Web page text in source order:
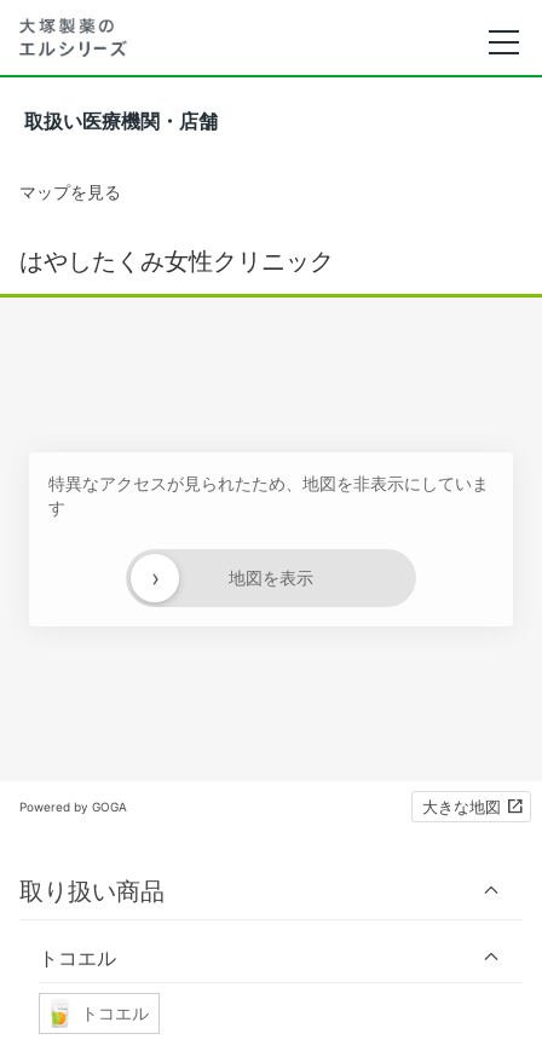
取扱い医療機関・店舗
マップを見る
はやしたくみ女性クリニック
特異なアクセスが見られたため、地図を非表示にしていま
す
地図を表示
›
Powered by GOGA 大きな地図
取り扱い商品
トコエル
トコエル